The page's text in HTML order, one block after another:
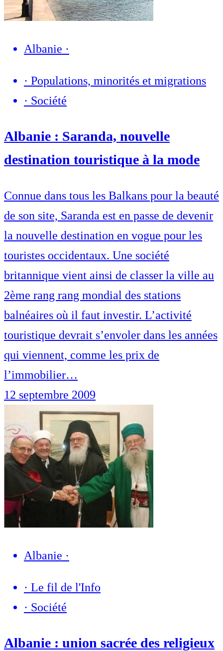
Albanie ·
· Populations, minorités et migrations
· Société
Albanie : Saranda, nouvelle
destination touristique à la mode
Connue dans tous les Balkans pour la beauté
de son site, Saranda est en passe de devenir
la nouvelle destination en vogue pour les
touristes occidentaux. Une société
britannique vient ainsi de classer la ville au
2ème rang rang mondial des stations
balnéaires où il faut investir. L’activité
touristique devrait s’envoler dans les années
qui viennent, comme les prix de
l’immobilier…
12 septembre 2009
Albanie ·
· Le fil de l'Info
· Société
Albanie : union sacrée des religieux